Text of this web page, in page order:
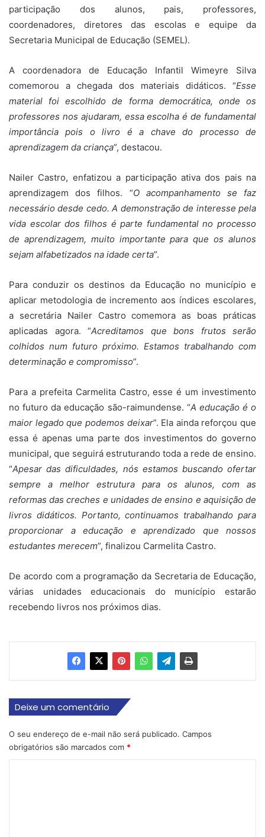
participação dos alunos, pais, professores,
coordenadores, diretores das escolas e equipe da
Secretaria Municipal de Educação (SEMEL).
A coordenadora de Educação Infantil Wimeyre Silva
comemorou a chegada dos materiais didáticos. “Esse
material foi escolhido de forma democrática, onde os
professores nos ajudaram, essa escolha é de fundamental
importância pois o livro é a chave do processo de
aprendizagem da criança”, destacou.
Nailer Castro, enfatizou a participação ativa dos pais na
aprendizagem dos filhos. “O acompanhamento se faz
necessário desde cedo. A demonstração de interesse pela
vida escolar dos filhos é parte fundamental no processo
de aprendizagem, muito importante para que os alunos
sejam alfabetizados na idade certa”.
Para conduzir os destinos da Educação no município e
aplicar metodologia de incremento aos índices escolares,
a secretária Nailer Castro comemora as boas práticas
aplicadas agora. “Acreditamos que bons frutos serão
colhidos num futuro próximo. Estamos trabalhando com
determinação e compromisso”.
Para a prefeita Carmelita Castro, esse é um investimento
no futuro da educação são-raimundense. “A educação é o
maior legado que podemos deixar”. Ela ainda reforçou que
essa é apenas uma parte dos investimentos do governo
municipal, que seguirá estruturando toda a rede de ensino.
“Apesar das dificuldades, nós estamos buscando ofertar
sempre a melhor estrutura para os alunos, com as
reformas das creches e unidades de ensino e aquisição de
livros didáticos. Portanto, continuamos trabalhando para
proporcionar a educação e aprendizado que nossos
estudantes merecem”, finalizou Carmelita Castro.
De acordo com a programação da Secretaria de Educação,
várias unidades educacionais do município estarão
recebendo livros nos próximos dias.
Deixe um comentário
O seu endereço de e-mail não será publicado. Campos
obrigatórios são marcados com *